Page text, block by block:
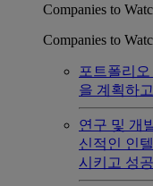
Companies to
Companies to
포트폴리
을 계획하
연구 및 개
신적인 인
시키고 성